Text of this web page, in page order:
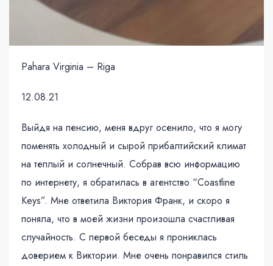
Pahara Virginia – Riga
12.08.21
Выйдя на пенсию, меня вдруг осенило, что я могу
поменять холодный и сырой прибалтийский климат
на теплый и солнечный. Собрав всю информацию
по интернету, я обратилась в агентство “Coastline
Keys”. Мне ответила Виктория Франк, и скоро я
поняла, что в моей жизни произошла счастливая
случайность. С первой беседы я прониклась
доверием к Виктории. Мне очень понравился стиль